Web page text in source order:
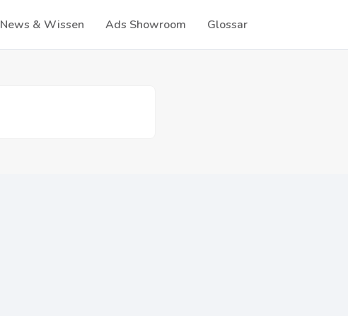
News & Wissen Ads Showroom Glossar